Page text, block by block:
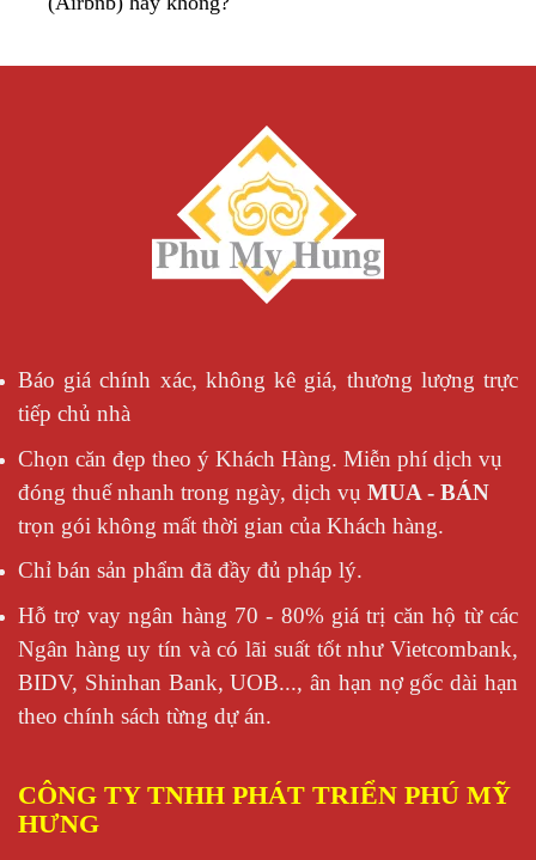
Báo giá chính xác, không kê giá, thương lượng trực
tiếp chủ nhà
Chọn căn đẹp theo ý Khách Hàng. Miễn phí dịch vụ
đóng thuế nhanh trong ngày, dịch vụ MUA - BÁN
trọn gói không mất thời gian của Khách hàng.
Chỉ bán sản phẩm đã đầy đủ pháp lý.
Hỗ trợ vay ngân hàng 70 - 80% giá trị căn hộ từ các
Ngân hàng uy tín và có lãi suất tốt như Vietcombank,
BIDV, Shinhan Bank, UOB..., ân hạn nợ gốc dài hạn
theo chính sách từng dự án.
CÔNG TY TNHH PHÁT TRIỂN PHÚ MỸ
HƯNG